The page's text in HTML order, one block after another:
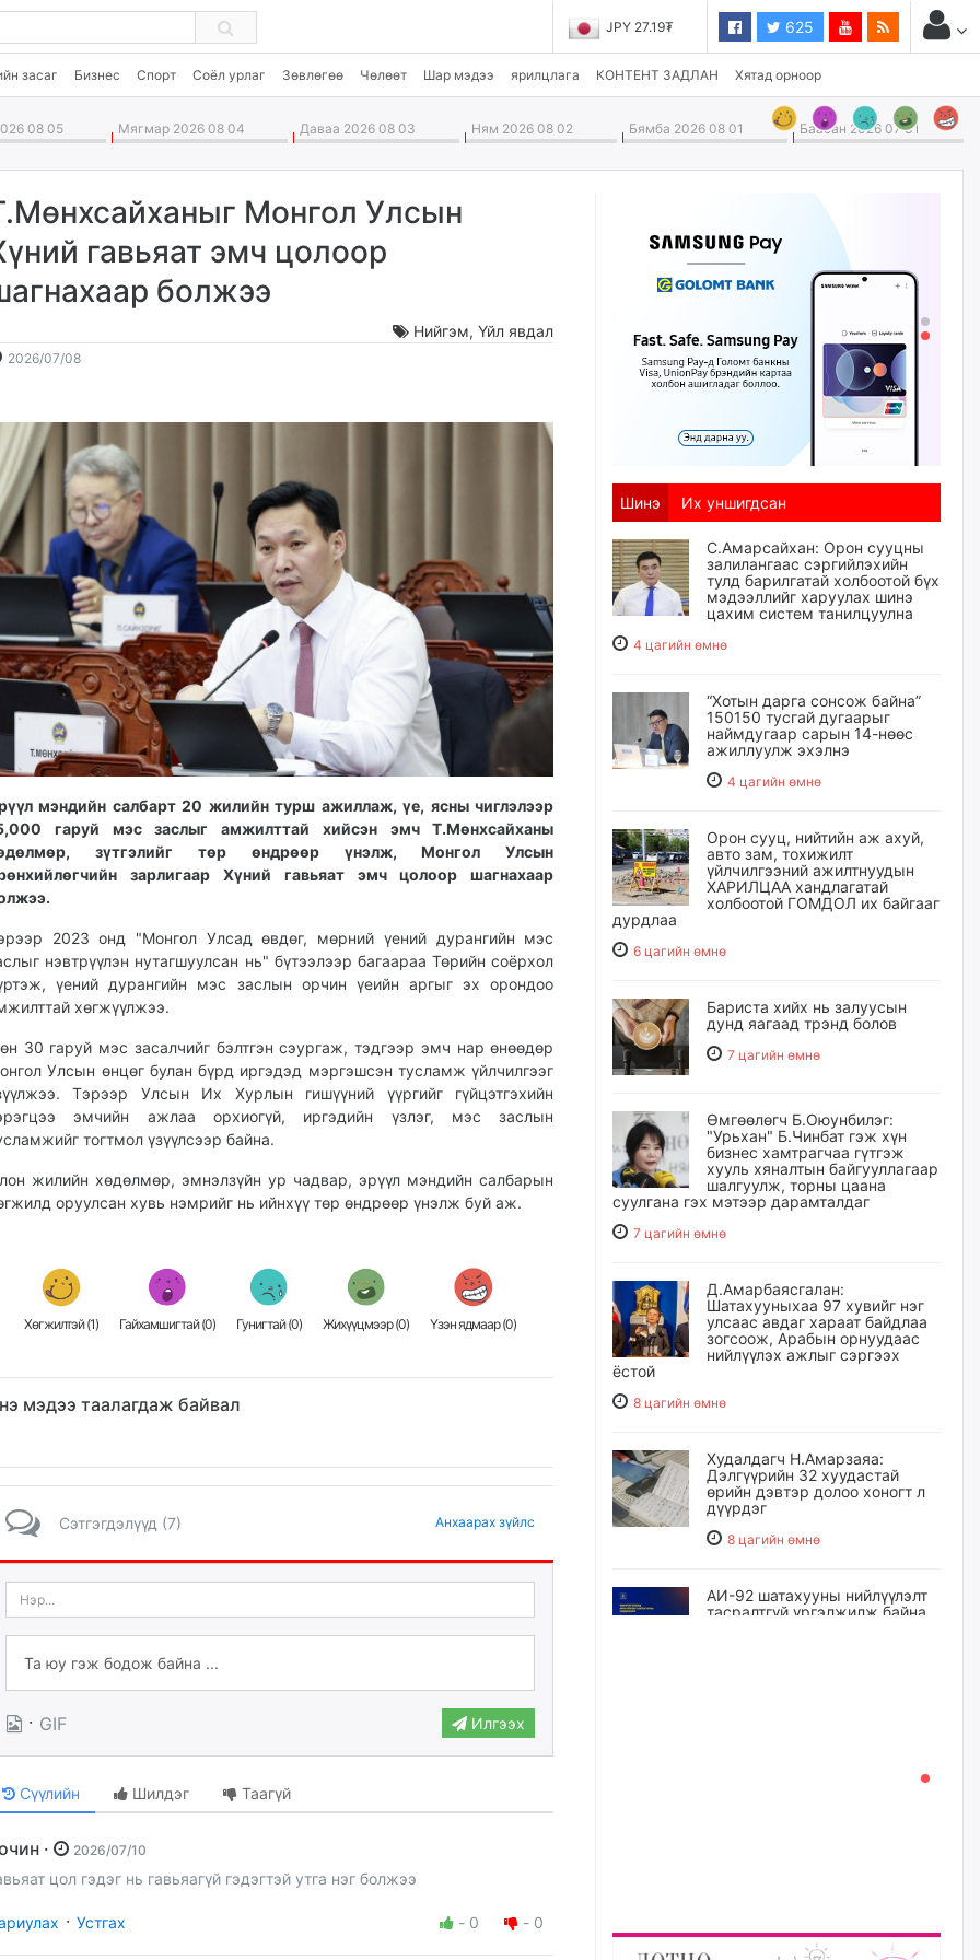
JPY 27.19₮ 625
засаг Бизнес Спорт Соёл урлаг Зөвлөгөө Чөлөөт Шар мэдээ ярилцлага КОНТЕНТ ЗАДЛАН Хятад орноор
08 05 Мягмар 2026 08 04 Даваа 2026 08 03 Ням 2026 08 02 Бямба 2026 08 01 Баасан 2026 07 31
Монгол Улсын
гавьяат эмч цолоор
болжээ
Нийгэм,Үйл явдал
2026/07/082026-
2026-
мэндийн салбарт 20 жилийн турш ажиллаж, үе, ясны чиглэлээр
гаруй мэс заслыг амжилттай хийсэн эмч Т.Мөнхсайханы
зүтгэлийг төр өндрөөр үнэлж, Монгол Улсын
зарлигаар Хүний гавьяат эмч цолоор шагнахаар
2023 онд "Монгол Улсад өвдөг, мөрний үений дурангийн мэс
нэвтрүүлэн нутагшуулсан нь" бүтээлээр багаараа Төрийн соёрхол
үений дурангийн мэс заслын орчин үеийн аргыг эх орондоо
хөгжүүлжээ.
30 гаруй мэс засалчийг бэлтгэн сэургаж, тэдгээр эмч нар өнөөдөр
Улсын өнцөг булан бүрд иргэдэд мэргэшсэн тусламж үйлчилгээг
Тэрээр Улсын Их Хурлын гишүүний үүргийг гүйцэтгэхийн
эмчийн ажлаа орхиогүй, иргэдийн үзлэг, мэс заслын
тогтмол үзүүлсээр байна.
жилийн хөдөлмөр, эмнэлзүйн ур чадвар, эрүүл мэндийн салбарын
оруулсан хувь нэмрийг нь ийнхүү төр өндрөөр үнэлж буй аж.
Хөгжилтэй (1) Гайхамшигтай (0) Гунигтай (0) Жихүүцмээр (0) Үзэн ядмаар (0)
мэдээ таалагдаж байвал
Сэтгэгдэлүүд (7) Анхаарах зүйлс
· GIF Илгээх
Сүүлийн Шилдэг Таагүй
Зочин · 2026/07/10
цол гэдэг нь гавьяагүй гэдэгтэй утга нэг болжээ
· Устгах - 0 - 0
Шинэ Их уншигдсан
С.Амарсайхан: Орон сууцны
залилангаас сэргийлэхийн
тулд барилгатай холбоотой бүх
мэдээллийг харуулах шинэ
цахим систем танилцуулна
4 цагийн өмнө
“Хотын дарга сонсож байна”
150150 тусгай дугаарыг
наймдугаар сарын 14-нөөс
ажиллуулж эхэлнэ
4 цагийн өмнө
Орон сууц, нийтийн аж ахуй,
авто зам, тохижилт
үйлчилгээний ажилтнуудын
ХАРИЛЦАА хандлагатай
холбоотой ГОМДОЛ их байгааг
дурдлаа
6 цагийн өмнө
Бариста хийх нь залуусын
дунд яагаад трэнд болов
7 цагийн өмнө
Өмгөөлөгч Б.Оюунбилэг:
"Урьхан" Б.Чинбат гэж хүн
бизнес хамтрагчаа гүтгэж
хууль хяналтын байгууллагаар
шалгуулж, торны цаана
суулгана гэх мэтээр дарамталдаг
7 цагийн өмнө
Д.Амарбаясгалан:
Шатахууныхаа 97 хувийг нэг
улсаас авдаг хараат байдлаа
зогсоож, Арабын орнуудаас
нийлүүлэх ажлыг сэргээх
ёстой
8 цагийн өмнө
Худалдагч Н.Амарзаяа:
Дэлгүүрийн 32 хуудастай
өрийн дэвтэр долоо хоногт л
дүүрдэг
8 цагийн өмнө
АИ-92 шатахууны нийлүүлэлт
тасралтгүй үргэлжилж байна